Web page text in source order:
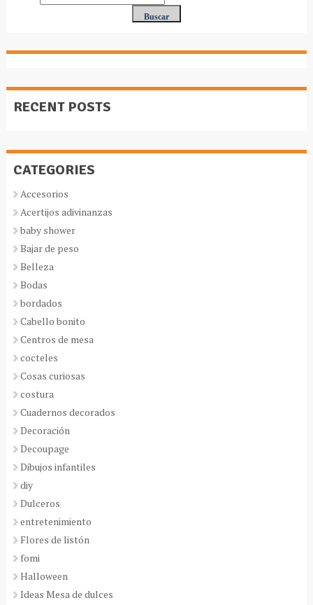
RECENT POSTS
CATEGORIES
Accesorios
Acertijos adivinanzas
baby shower
Bajar de peso
Belleza
Bodas
bordados
Cabello bonito
Centros de mesa
cocteles
Cosas curiosas
costura
Cuadernos decorados
Decoración
Decoupage
Dibujos infantiles
diy
Dulceros
entretenimiento
Flores de listón
fomi
Halloween
Ideas Mesa de dulces